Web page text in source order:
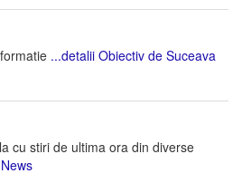
...detalii Obiectiv de Suceava
cu stiri de ultima ora din diverse